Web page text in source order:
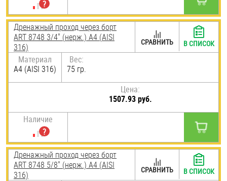
Дренажный проход через борт
ART 8748 3/4" (нерж.) A4 (AISI
316)
Материал
A4 (AISI 316)
Вес:
75 гр.
Цена:
1507.93 руб.
Наличие
СРАВНИТЬ В СПИСОК
Дренажный проход через борт
ART 8748 5/8" (нерж.) A4 (AISI
316)
СРАВНИТЬ В СПИСОК